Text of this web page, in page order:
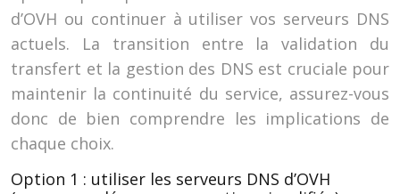
d’OVH ou continuer à utiliser vos serveurs DNS
actuels. La transition entre la validation du
transfert et la gestion des DNS est cruciale pour
maintenir la continuité du service, assurez-vous
donc de bien comprendre les implications de
chaque choix.
Option 1 : utiliser les serveurs DNS d’OVH